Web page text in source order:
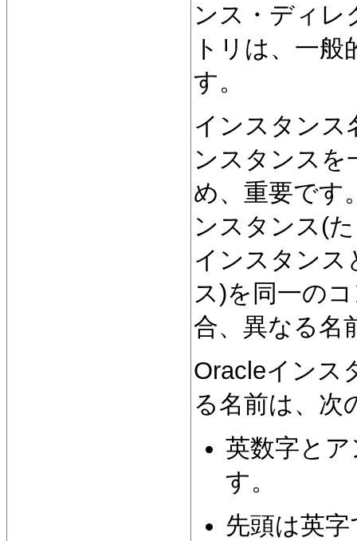
ンス・ディレ
トリは、一
す。
インスタンス
ンスタンスを
め、重要です
ンスタンス(
インスタンス
ス)を同一の
合、異なる名
Oracleインス
る名前は、次
英数字と
す。
先頭は英